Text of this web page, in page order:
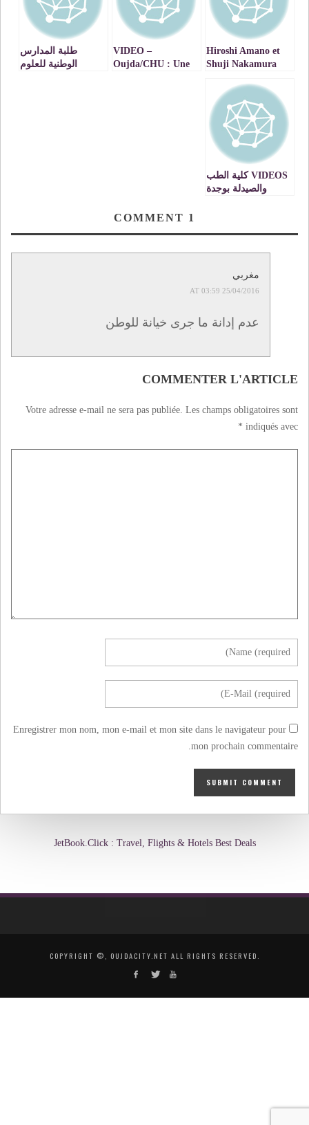
Hiroshi Amano et
Shuji Nakamura
de la diode
électroluminescente
(LED) bleue Partie
I/III
VIDEO –
Oujda/CHU : Une
طلبة المدارس
الوطنية للعلوم
VIDEOS كلية الطب
والصيدلة بوجدة
1
مغربي
25/04/2016 AT 03:59
عدم إدانة ما جرى خيانة للوطن
COMMENTER L'ARTICLE
Votre adresse e-mail ne sera pas publiée. Les champs obligatoires sont
indiqués avec
*
Enregistrer mon nom, mon e-mail et mon site dans le navigateur pour
mon prochain commentaire.
JetBook.Click : Travel, Flights & Hotels Best Deals
COPYRIGHT ©, OUJDACITY.NET ALL RIGHTS RESERVED.